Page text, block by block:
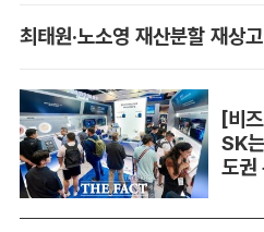
최태원·노소영 재산분할 재상
[비
SK
도권